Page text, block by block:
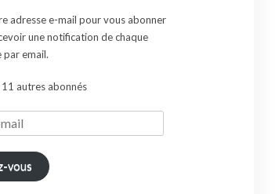
adresse e-mail pour vous abonner
une notification de chaque
par email.
11 autres abonnés
vous